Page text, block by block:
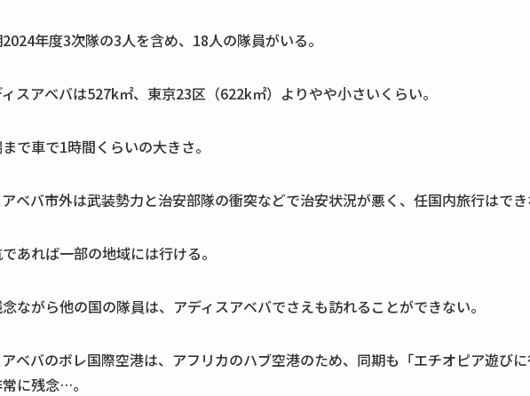
年度3次隊の3人を含め、18人の隊員がいる。
スアベバは527k㎡、東京23区（622k㎡）よりやや小さいくらい。
で車で1時間くらいの大きさ。
ベバ市外は武装勢力と治安部隊の衝突などで治安状況が悪く、任国内旅行はで
あれば一部の地域には行ける。
ながら他の国の隊員は、アディスアベバでさえも訪れることができない。
ベバのボレ国際空港は、アフリカのハブ空港のため、同期も「エチオピア遊び
に残念…。